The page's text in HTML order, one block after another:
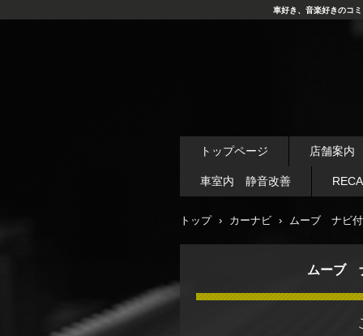
車好き、音楽好きのコ
トップページ 店舗案内
車室内 静音改善
トップ › カーナビ › ムーブ ナビ付
ムーブ